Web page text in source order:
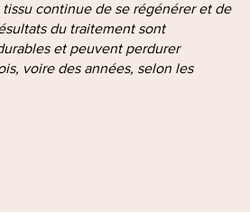
continue de se régénérer et de
du traitement sont
et peuvent perdurer
voire des années, selon les